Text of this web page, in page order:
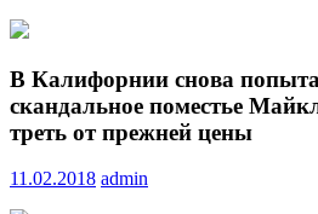
В Калифорнии снова
скандальное поместье
треть от прежней цены
11.02.2018 admin